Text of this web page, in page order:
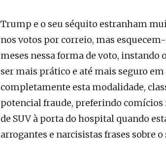
Trump e o seu séquito estranham
nos votos por correio, mas
meses nessa forma de voto, instando
ser mais prático e até mais seguro
completamente esta modalidade,
potencial fraude, preferindo comícios
de SUV à porta do hospital quando
arrogantes e narcisistas frases sobre